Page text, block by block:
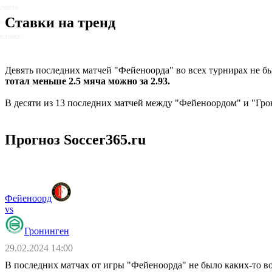
Bergen
Ставки на тренд
Девять последних матчей "Фейеноорда" во всех турнирах не
тотал меньше 2.5 мяча можно за 2.93.
В десяти из 13 последних матчей между "Фейеноордом" и
Прогноз Soccer365.ru
Фейеноорд
vs
Гронинген
29.02.2024 14:00
В последних матчах от игры "Фейеноорда" не было каких-то